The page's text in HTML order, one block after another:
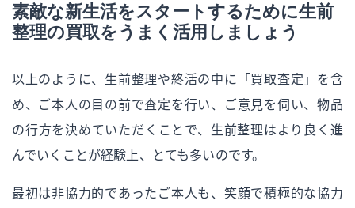
素敵な新生活をスタートするために生前
整理の買取をうまく活用しましょう
以上のように、生前整理や終活の中に「買取査定」を含
め、ご本人の目の前で査定を行い、ご意見を伺い、物品
の行方を決めていただくことで、生前整理はより良く進
んでいくことが経験上、とても多いのです。
最初は非協力的であったご本人も、笑顔で積極的な協力